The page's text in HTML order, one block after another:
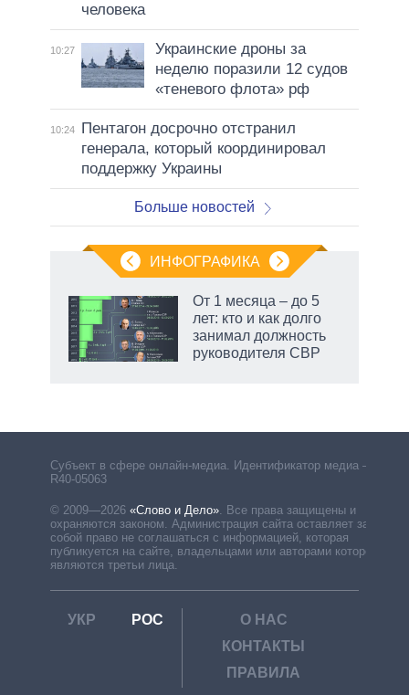
человека
10:27
Украинские дроны за
неделю поразили 12 судов
«теневого флота» рф
10:24
Пентагон досрочно отстранил
генерала, который координировал
поддержку Украины
Больше новостей
ИНФОГРАФИКА
От 1 месяца – до 5
лет: кто и как долго
занимал должность
руководителя СВР
Субъект в сфере онлайн-медиа. Идентификатор медиа –
R40-05063
© 2009—2026 «Слово и Дело». Все права защищены и
охраняются законом. Администрация сайта оставляет за
собой право не соглашаться с информацией, которая
публикуется на сайте, владельцами или авторами которой
являются третьи лица.
УКР РОС
О НАС
КОНТАКТЫ
ПРАВИЛА